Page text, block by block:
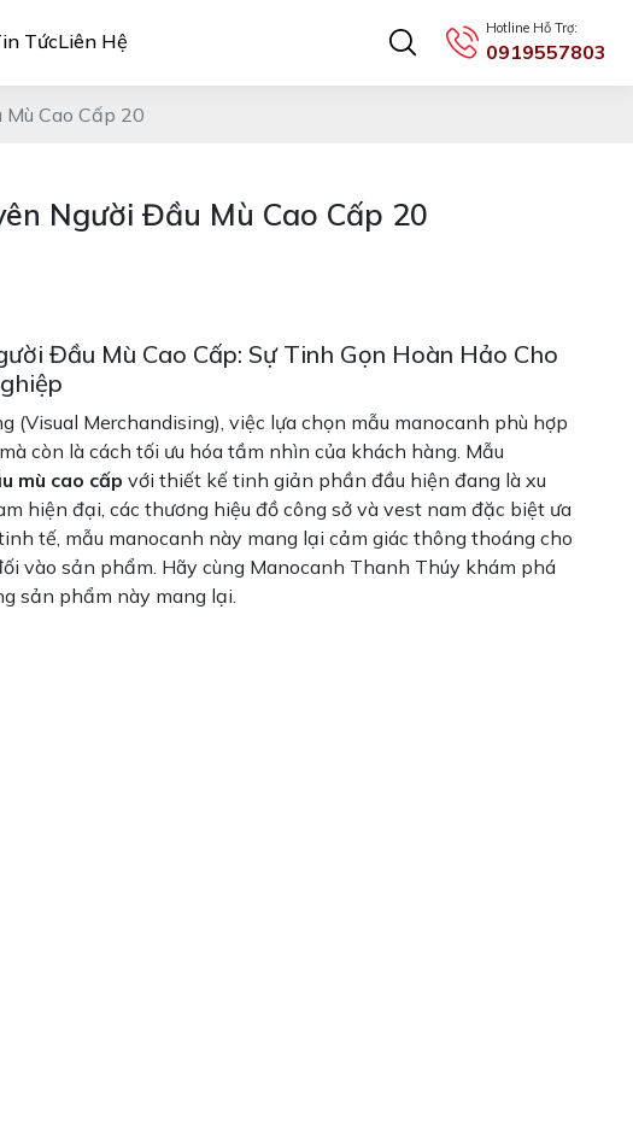
TứcLiên Hệ
Hotline Hỗ Trợ:
0919557803
Cao Cấp 20
Người Đầu Mù Cao Cấp 20
Đầu Mù Cao Cấp: Sự Tinh Gọn Hoàn Hảo Cho
(Visual Merchandising), việc lựa chọn mẫu manocanh phù hợp
còn là cách tối ưu hóa tầm nhìn của khách hàng. Mẫu
mù cao cấp với thiết kế tinh giản phần đầu hiện đang là xu
hiện đại, các thương hiệu đồ công sở và vest nam đặc biệt ưa
tế, mẫu manocanh này mang lại cảm giác thông thoáng cho
vào sản phẩm. Hãy cùng Manocanh Thanh Thúy khám phá
sản phẩm này mang lại.